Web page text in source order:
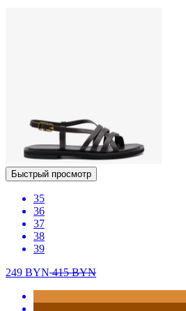
Быстрый просмотр
35
36
37
38
39
249 BYN415BYN